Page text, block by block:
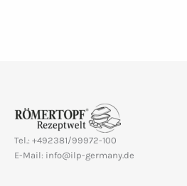
Tel.: +492381/99972-100
E-Mail: info@ilp-germany.de